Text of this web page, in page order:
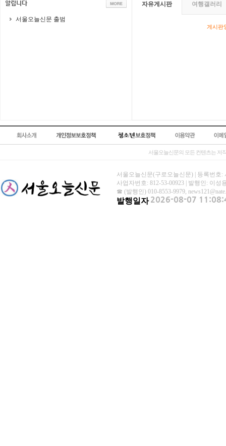
서울오늘신문 출범
자유게시판 여행갤러리
게시판
서울오늘신문의 모든 컨텐츠는 저
서울오늘신문(구로오늘신문) | 등록번호:
사업자번호: 812-53-00923 | 발행인: 이
☎ (발행인) 010-8553-9979,
발행일자